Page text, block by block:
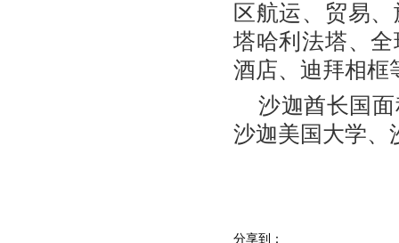
区航运、贸易
塔哈利法塔、
酒店、迪拜相框
沙迦酋长国
沙迦美国大学、
分享到：